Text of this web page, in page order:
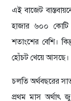
এই বাজেট
হাজার ৬০০ কোটি
শতাংশের বেশি।
হোঁচট খেয়ে আসছে।
চলতি অর্থবছরের
প্রথম মাস অর্থাৎ